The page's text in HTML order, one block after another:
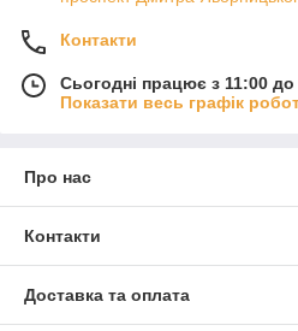
Контакти
Сьогодні працює з 11:00 до
Показати весь графік
Про нас
Контакти
Доставка та оплата